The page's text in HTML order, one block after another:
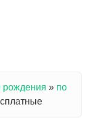
рождения » по